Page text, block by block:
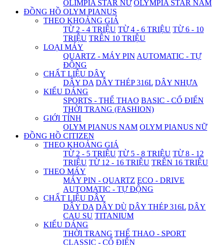
OLIMPIA STAR NỮ OLYMPIA STAR NAM
ĐỒNG HỒ OLYM PIANUS
THEO KHOẢNG GIÁ
TỪ 2 - 4 TRIỆU TỪ 4 - 6 TRIỆU TỪ 6 - 10
TRIỆU TRÊN 10 TRIỆU
LOẠI MÁY
QUARTZ - MÁY PIN AUTOMATIC - TỰ
ĐỘNG
CHẤT LIỆU DÂY
DÂY DA DÂY THÉP 316L DÂY NHỰA
KIỂU DÁNG
SPORTS - THỂ THAO BASIC - CỔ ĐIỂN
THỜI TRANG (FASHION)
GIỚI TÍNH
OLYM PIANUS NAM OLYM PIANUS NỮ
ĐỒNG HỒ CITIZEN
THEO KHOẢNG GIÁ
TỪ 2 - 5 TRIỆU TỪ 5 - 8 TRIỆU TỪ 8 - 12
TRIỆU TỪ 12 - 16 TRIỆU TRÊN 16 TRIỆU
THEO MÁY
MÁY PIN - QUARTZ ECO - DRIVE
AUTOMATIC - TỰ ĐỘNG
CHẤT LIỆU DÂY
DÂY DA DÂY DÙ DÂY THÉP 316L DÂY
CAU SU TITANIUM
KIỂU DÁNG
THỜI TRANG THỂ THAO - SPORT
CLASSIC - CỔ ĐIỂN